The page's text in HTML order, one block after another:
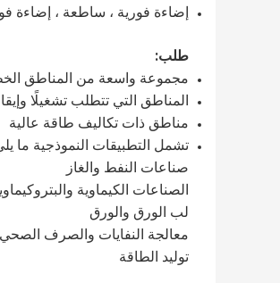
إضاءة فورية ، ساطعة ، إضاءة
طلب:
مجموعة واسعة من المناطق
المناطق التي تتطلب تشغيلًا
مناطق ذات تكاليف طاقة عالية
تشمل التطبيقات النموذجية ما
صناعات النفط والغاز
الصناعات الكيماوية
لب الورق والورق
معالجة النفايات والصرف الصحي
توليد الطاقة